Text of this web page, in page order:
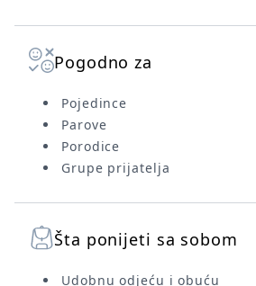
Pogodno za
Pojedince
Parove
Porodice
Grupe prijatelja
Šta ponijeti sa sobom
Udobnu odjeću i obuću